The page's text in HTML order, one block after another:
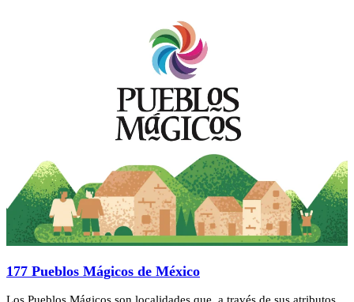
177 Pueblos Mágicos de México